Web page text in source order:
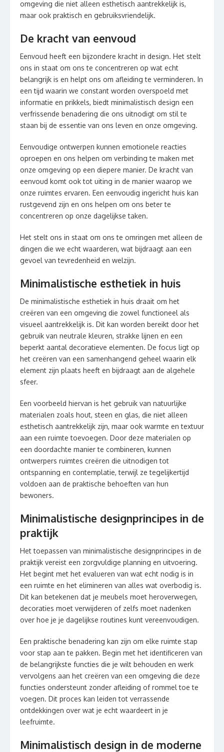
omgeving die niet alleen esthetisch aantrekkelijk is,
maar ook praktisch en gebruiksvriendelijk.
De kracht van eenvoud
Eenvoud heeft een bijzondere kracht in design. Het stelt
ons in staat om ons te concentreren op wat echt
belangrijk is en helpt ons om afleiding te verminderen. In
een tijd waarin we constant worden overspoeld met
informatie en prikkels, biedt minimalistisch design een
verfrissende benadering die ons uitnodigt om stil te
staan bij de essentie van ons leven en onze omgeving.
Eenvoudige ontwerpen kunnen emotionele reacties
oproepen en ons helpen om verbinding te maken met
onze omgeving op een diepere manier. De kracht van
eenvoud komt ook tot uiting in de manier waarop we
onze ruimtes ervaren. Een eenvoudig ingericht huis kan
rustgevend zijn en ons helpen om ons beter te
concentreren op onze dagelijkse taken.
Het stelt ons in staat om ons te omringen met alleen de
dingen die we echt waarderen, wat bijdraagt aan een
gevoel van tevredenheid en welzijn.
Minimalistische esthetiek in huis
De minimalistische esthetiek in huis draait om het
creëren van een omgeving die zowel functioneel als
visueel aantrekkelijk is. Dit kan worden bereikt door het
gebruik van neutrale kleuren, strakke lijnen en een
beperkt aantal decoratieve elementen. De focus ligt op
het creëren van een samenhangend geheel waarin elk
element zijn plaats heeft en bijdraagt aan de algehele
sfeer.
Een voorbeeld hiervan is het gebruik van natuurlijke
materialen zoals hout, steen en glas, die niet alleen
esthetisch aantrekkelijk zijn, maar ook warmte en textuur
aan een ruimte toevoegen. Door deze materialen op
een doordachte manier te combineren, kunnen
ontwerpers ruimtes creëren die uitnodigen tot
ontspanning en contemplatie, terwijl ze tegelijkertijd
voldoen aan de praktische behoeften van hun
bewoners.
Minimalistische designprincipes in de
praktijk
Het toepassen van minimalistische designprincipes in de
praktijk vereist een zorgvuldige planning en uitvoering.
Het begint met het evalueren van wat echt nodig is in
een ruimte en het elimineren van alles wat overbodig is.
Dit kan betekenen dat je meubels moet heroverwegen,
decoraties moet verwijderen of zelfs moet nadenken
over hoe je je dagelijkse routines kunt vereenvoudigen.
Een praktische benadering kan zijn om elke ruimte stap
voor stap aan te pakken. Begin met het identificeren van
de belangrijkste functies die je wilt behouden en werk
vervolgens aan het creëren van een omgeving die deze
functies ondersteunt zonder afleiding of rommel toe te
voegen. Dit proces kan leiden tot verrassende
ontdekkingen over wat je echt waardeert in je
leefruimte.
Minimalistisch design in de moderne